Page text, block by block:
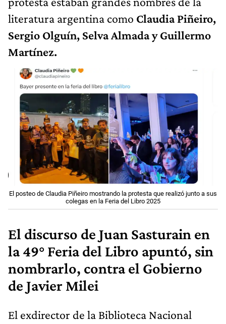
literatura argentina como Claudia Piñeiro,
Sergio Olguín, Selva Almada y Guillermo
Martínez.
El posteo de Claudia Piñeiro mostrando la protesta que realizó junto a sus
colegas en la Feria del Libro 2025
El discurso de Juan Sasturain en
la 49° Feria del Libro apuntó, sin
nombrarlo, contra el Gobierno
de Javier Milei
El exdirector de la Biblioteca Nacional